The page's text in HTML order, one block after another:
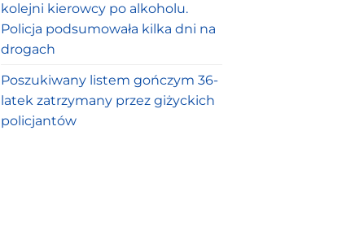
kolejni kierowcy po alkoholu.
Policja podsumowała kilka dni na
drogach
Poszukiwany listem gończym 36-
latek zatrzymany przez giżyckich
policjantów